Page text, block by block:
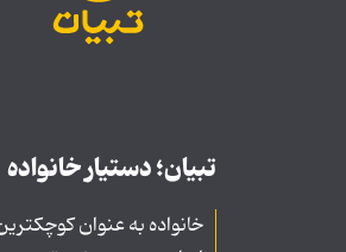
تبیان؛ دستیار خانواده
خانواده به عنوان